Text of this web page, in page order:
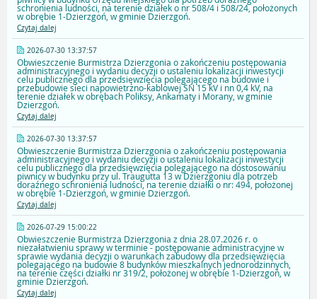
schronienia ludności, na terenie działek o nr 508/4 i 508/24, położonych
w obrębie 1-Dzierzgoń, w gminie Dzierzgoń.
Czytaj dalej
2026-07-30 13:37:57
Obwieszczenie Burmistrza Dzierzgonia o zakończeniu postępowania
administracyjnego i wydaniu decyzji o ustaleniu lokalizacji inwestycji
celu publicznego dla przedsięwzięcia polegającego na budowie i
przebudowie sieci napowietrzno-kablowej SN 15 kV i nn 0,4 kV, na
terenie działek w obrębach Poliksy, Ankamaty i Morany, w gminie
Dzierzgoń.
Czytaj dalej
2026-07-30 13:37:57
Obwieszczenie Burmistrza Dzierzgonia o zakończeniu postępowania
administracyjnego i wydaniu decyzji o ustaleniu lokalizacji inwestycji
celu publicznego dla przedsięwzięcia polegającego na dostosowaniu
piwnicy w budynku przy ul. Traugutta 13 w Dzierzgoniu dla potrzeb
doraźnego schronienia ludności, na terenie działki o nr: 494, położonej
w obrębie 1-Dzierzgoń, w gminie Dzierzgoń.
Czytaj dalej
2026-07-29 15:00:22
Obwieszczenie Burmistrza Dzierzgonia z dnia 28.07.2026 r. o
niezałatwieniu sprawy w terminie - postępowanie administracyjne w
sprawie wydania decyzji o warunkach zabudowy dla przedsięwzięcia
polegającego na budowie 8 budynków mieszkalnych jednorodzinnych,
na terenie części działki nr 319/2, położonej w obrębie 1-Dzierzgoń, w
gminie Dzierzgoń.
Czytaj dalej